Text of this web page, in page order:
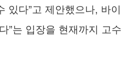
있다”고 제안했으나, 바이
”는 입장을 현재까지 고수